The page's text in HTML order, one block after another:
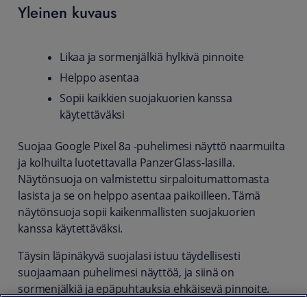
Yleinen kuvaus
Likaa ja sormenjälkiä hylkivä pinnoite
Helppo asentaa
Sopii kaikkien suojakuorien kanssa
käytettäväksi
Suojaa Google Pixel 8a -puhelimesi näyttö naarmuilta
ja kolhuilta luotettavalla PanzerGlass-lasilla.
Näytönsuoja on valmistettu sirpaloitumattomasta
lasista ja se on helppo asentaa paikoilleen. Tämä
näytönsuoja sopii kaikenmallisten suojakuorien
kanssa käytettäväksi.
Täysin läpinäkyvä suojalasi istuu täydellisesti
suojaamaan puhelimesi näyttöä, ja siinä on
sormenjälkiä ja epäpuhtauksia ehkäisevä pinnoite.